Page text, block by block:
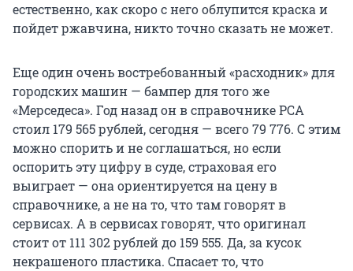
естественно, как скоро с него облупится краска и
пойдет ржавчина, никто точно сказать не может.
Еще один очень востребованный «расходник» для
городских машин — бампер для того же
«Мерседеса». Год назад он в справочнике РСА
стоил 179 565 рублей, сегодня — всего 79 776. С этим
можно спорить и не соглашаться, но если
оспорить эту цифру в суде, страховая его
выиграет — она ориентируется на цену в
справочнике, а не на то, что там говорят в
сервисах. А в сервисах говорят, что оригинал
стоит от 111 302 рублей до 159 555. Да, за кусок
некрашеного пластика. Спасает то, что